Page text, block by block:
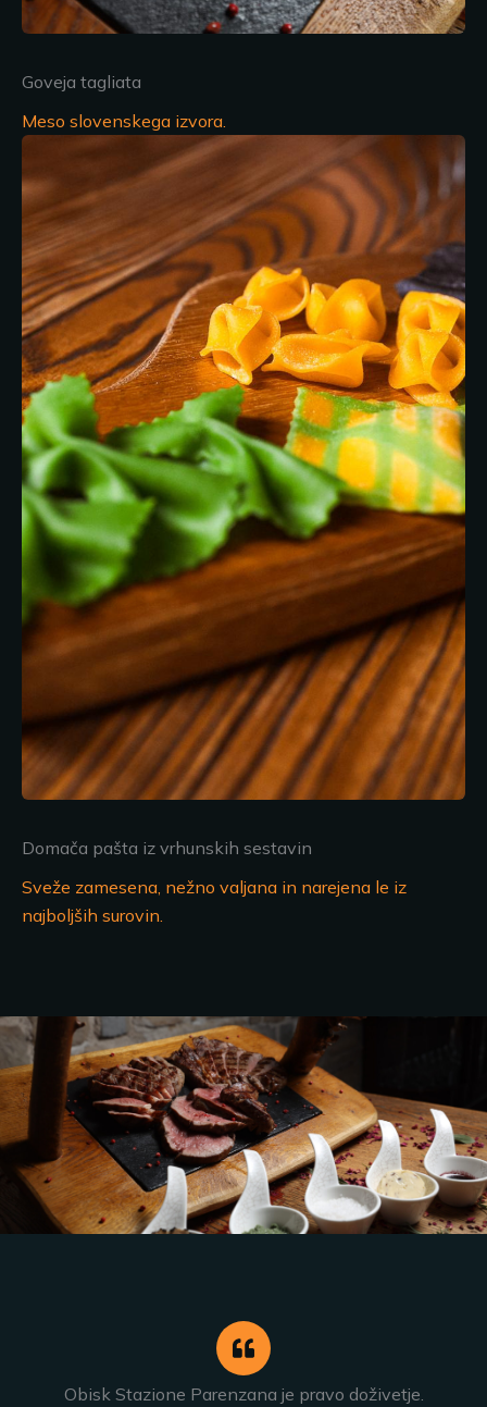
Goveja tagliata
Meso slovenskega izvora.
Domača pašta iz vrhunskih sestavin
Sveže zamesena, nežno valjana in narejena le iz
najboljših surovin.
Obisk Stazione Parenzana je pravo doživetje.